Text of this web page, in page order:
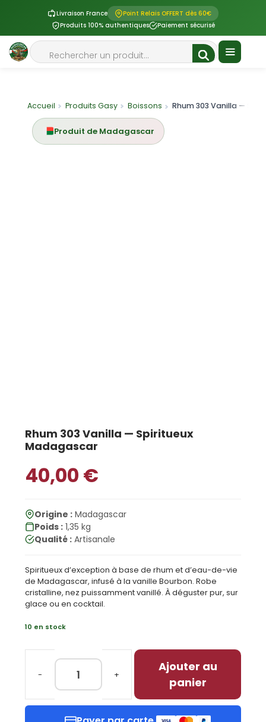
Livraison France
Point Relais OFFERT dès 60€
Produits 100% authentiques
Paiement sécurisé
Aller
au
contenu
Menu
Accueil Produits Gasy Boissons Rhum 303 Vanilla —
Produit de Madagascar
Rhum 303 Vanilla — Spiritueux
Madagascar
40,00 €
Origine : Madagascar
Poids : 1,35 kg
Qualité : Artisanale
Spiritueux d’exception à base de rhum et d’eau-de-vie
de Madagascar, infusé à la vanille Bourbon. Robe
cristalline, nez puissamment vanillé. À déguster pur, sur
glace ou en cocktail.
10 en stock
Rhum
Ajouter au
panier